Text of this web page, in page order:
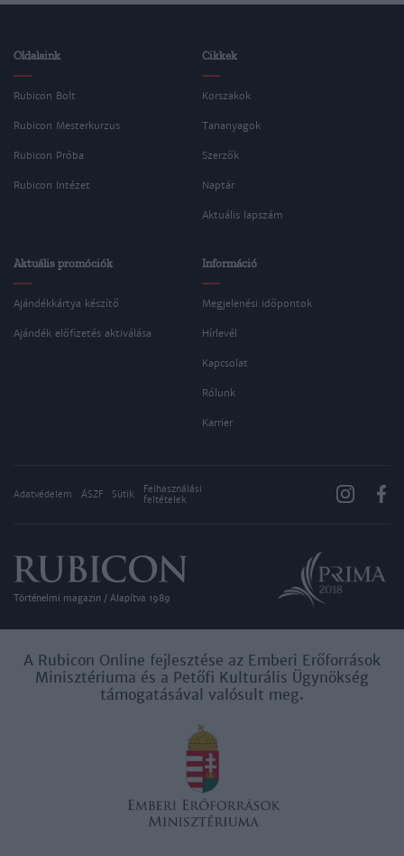
Oldalaink
Rubicon Bolt
Rubicon Mesterkurzus
Rubicon Próba
Rubicon Intézet
Cikkek
Korszakok
Tananyagok
Szerzők
Naptár
Aktuális lapszám
Aktuális promóciók
Ajándékkártya készítő
Ajándék előfizetés aktiválása
Információ
Megjelenési időpontok
Hírlevél
Kapcsolat
Rólunk
Karrier
Adatvédelem ÁSZF Sütik
Felhasználási
feltételek
Történelmi magazin / Alapítva 1989
A Rubicon Online fejlesztése az Emberi Erőforrások
Minisztériuma és a Petőfi Kulturális Ügynökség
támogatásával valósult meg.